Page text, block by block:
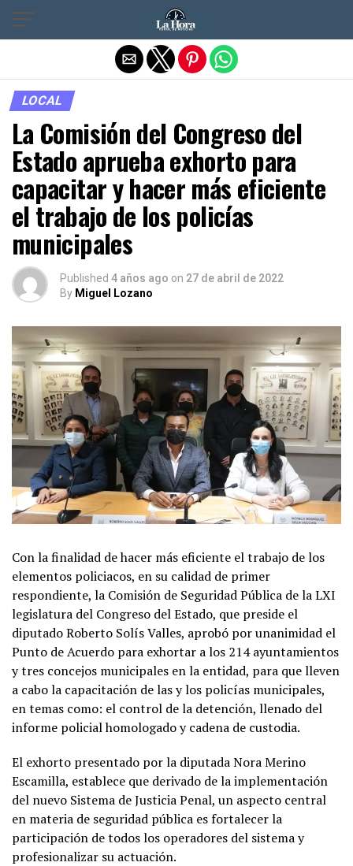
LOCAL
La Comisión del Congreso del
Estado aprueba exhorto para
capacitar y hacer más eficiente
el trabajo de los policías
municipales
Published 4 años ago on 27 de abril de 2022
By Miguel Lozano
Con la finalidad de hacer más eficiente el trabajo de los
elementos policiacos, en su calidad de primer
respondiente, la Comisión de Seguridad Pública de la LXI
legislatura del Congreso del Estado, que preside el
diputado Roberto Solís Valles, aprobó por unanimidad el
Punto de Acuerdo para exhortar a los 214 ayuntamientos
y tres concejos municipales en la entidad, para que lleven
a cabo la capacitación de las y los policías municipales,
en temas como: el control de la detención, llenado del
informe policial homologado y cadena de custodia.
El exhorto presentado por la diputada Nora Merino
Escamilla, establece que derivado de la implementación
del nuevo Sistema de Justicia Penal, un aspecto central
en materia de seguridad pública es fortalecer la
participación de todos los operadores del sistema y
profesionalizar su actuación.
Salir de la versión móvil